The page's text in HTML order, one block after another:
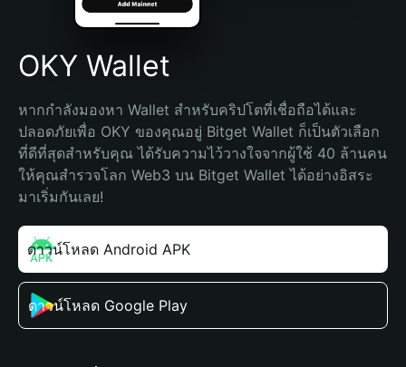
Español (Argentina)
OKY Wallet
หากกำลังมองหา Wallet สำหรับคริปโตที่เชื่อถือได้และ
ปลอดภัยเพื่อ OKY ของคุณอยู่ Bitget Wallet ก็เป็นตัวเลือก
ที่ดีที่สุดสำหรับคุณ ได้รับความไว้วางใจจากผู้ใช้ 40 ล้านคน
ให้คุณสำรวจโลก Web3 บน Bitget Wallet ได้อย่างอิสระ
มาเริ่มกันเลย!
ดาวน์โหลด Android APK
ดาวน์โหลด Google Play